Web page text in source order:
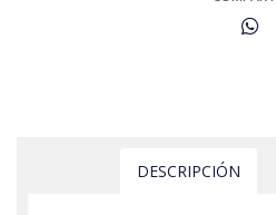
DESCRIPCIÓN